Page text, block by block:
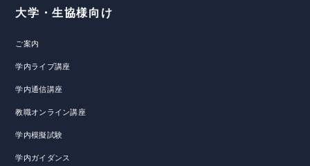
大学・生協様向け
ご案内
学内ライブ講座
学内通信講座
教職オンライン講座
学内模擬試験
学内ガイダンス